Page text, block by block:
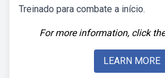
Treinado para combate a início.
For more information, click
LEARN MORE